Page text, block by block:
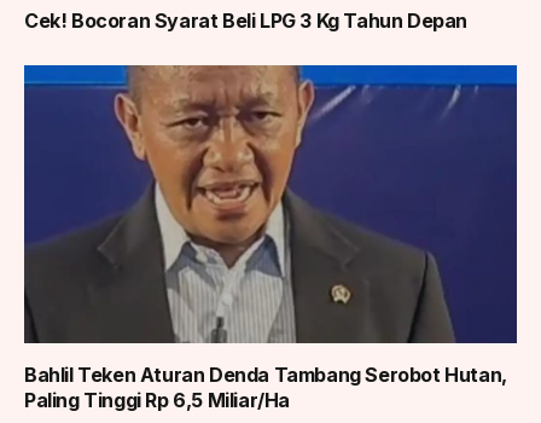
Cek! Bocoran Syarat Beli LPG 3 Kg Tahun Depan
Bahlil Teken Aturan Denda Tambang Serobot Hutan,
Paling Tinggi Rp 6,5 Miliar/Ha